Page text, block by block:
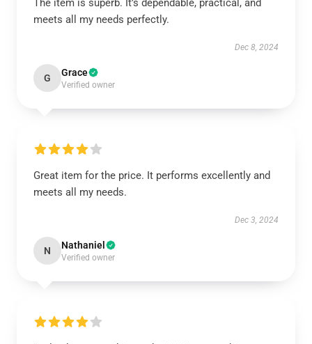
The item is superb. It’s dependable, practical, and
meets all my needs perfectly.
Dec 8, 2024
G Grace
Verified owner
Great item for the price. It performs excellently and
meets all my needs.
Dec 3, 2024
N Nathaniel
Verified owner